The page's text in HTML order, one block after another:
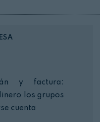
y factura:
los grupos
cuenta